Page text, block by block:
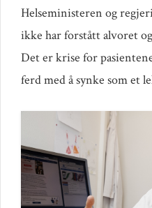
Helseministeren og
ikke har forstått alvoret
Det er krise for
ferd med å synke som et